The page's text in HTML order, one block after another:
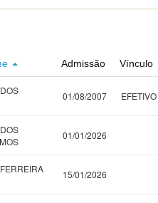
Admissão Vínculo
01/08/2007 EFETIVO
01/01/2026
15/01/2026